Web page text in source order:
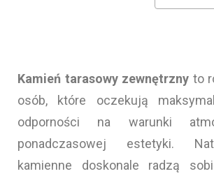
Kamień tarasowy zewnętrzny to
osób, które oczekują
odporności na warunki
ponadczasowej estetyki.
kamienne doskonale radzą